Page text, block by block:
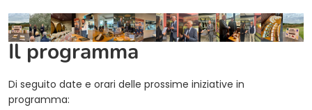
Il programma
Di seguito date e orari delle prossime iniziative in
programma: